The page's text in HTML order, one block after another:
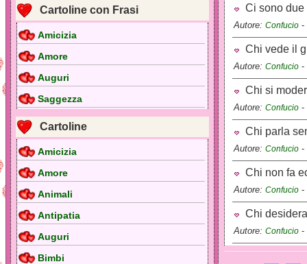
Cartoline con Frasi
Amicizia
Amore
Auguri
Saggezza
Cartoline
Amicizia
Amore
Animali
Antipatia
Auguri
Bimbi
Ci sono due
Autore: Confucio -
Chi vede il
Autore: Confucio -
Chi si
Autore: Confucio -
Chi parla
Autore: Confucio -
Chi non fa
Autore: Confucio -
Chi
Autore: Confucio -